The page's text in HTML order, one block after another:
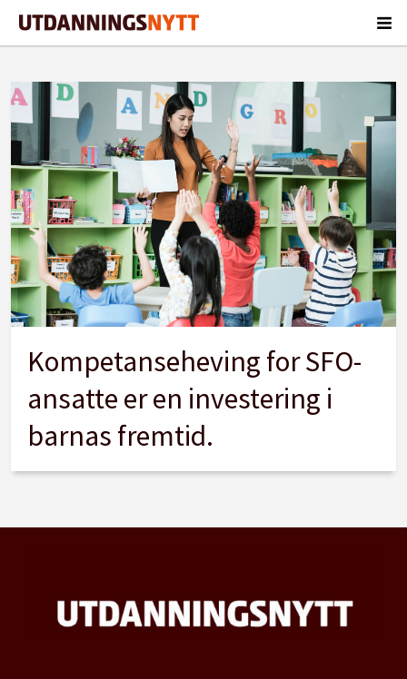
Tag:
sigrun
houth
Kompetanseheving for SFO-
ansatte er en investering i
barnas fremtid.